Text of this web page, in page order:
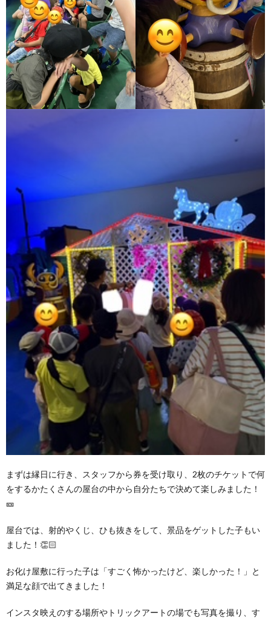
まずは縁日に行き、スタッフから券を受け取り、2枚のチケットで何
をするかたくさんの屋台の中から自分たちで決めて楽しみました！
🎫
屋台では、射的やくじ、ひも抜きをして、景品をゲットした子もい
ました！👏🏻
お化け屋敷に行った子は「すごく怖かったけど、楽しかった！」と
満足な顔で出てきました！
インスタ映えのする場所やトリックアートの場でも写真を撮り、す